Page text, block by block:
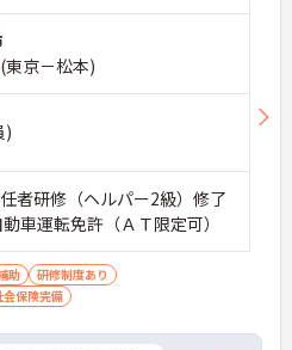
東京－松本)
)
者研修（ヘルパー2級）修了
車運転免許（ＡＴ限定可）
助
研修制度あり
会保険完備